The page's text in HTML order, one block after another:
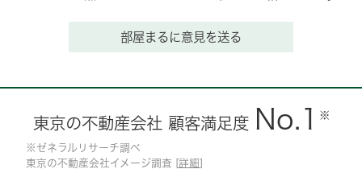
部屋まるに意見を送る
東京の不動産会社 顧客満足度 No.1 ※
※ゼネラルリサーチ調べ
東京の不動産会社イメージ調査 [詳細]